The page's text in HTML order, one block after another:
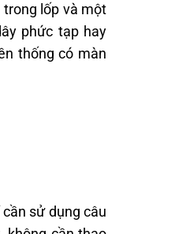
trong lốp và một
phức tạp hay
thống có màn
sử dụng câu